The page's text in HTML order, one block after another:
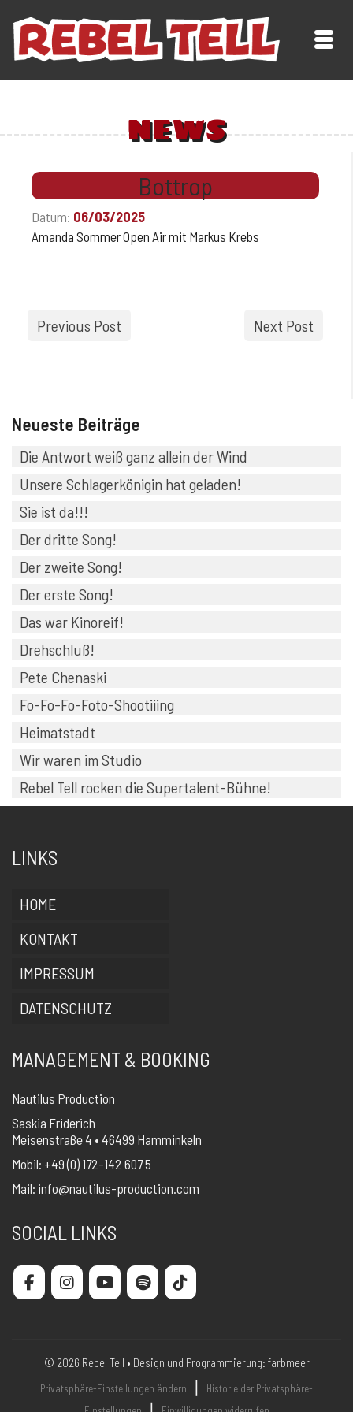
NEWS
Bottrop
Datum: 06/03/2025
Amanda Sommer Open Air mit Markus Krebs
Previous Post Next Post
Neueste Beiträge
Die Antwort weiß ganz allein der Wind
Unsere Schlagerkönigin hat geladen!
Sie ist da!!!
Der dritte Song!
Der zweite Song!
Der erste Song!
Das war Kinoreif!
Drehschluß!
Pete Chenaski
Fo-Fo-Fo-Foto-Shootiiing
Heimatstadt
Wir waren im Studio
Rebel Tell rocken die Supertalent-Bühne!
LINKS
HOME
KONTAKT
IMPRESSUM
DATENSCHUTZ
MANAGEMENT & BOOKING
Nautilus Production
Saskia Friderich
Meisenstraße 4 • 46499 Hamminkeln
Mobil: +49 (0) 172-142 607 5
Mail: info@nautilus-production.com
SOCIAL LINKS
© 2026 Rebel Tell • Design und Programmierung: farbmeer
Privatsphäre-Einstellungen ändern ❘
Historie der Privatsphäre-
❘